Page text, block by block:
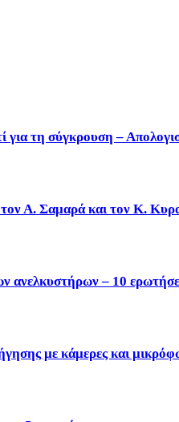
τη σύγκρουση –
τον Α. Σαμαρά και τον Κ.
– 10
με κάμερες και